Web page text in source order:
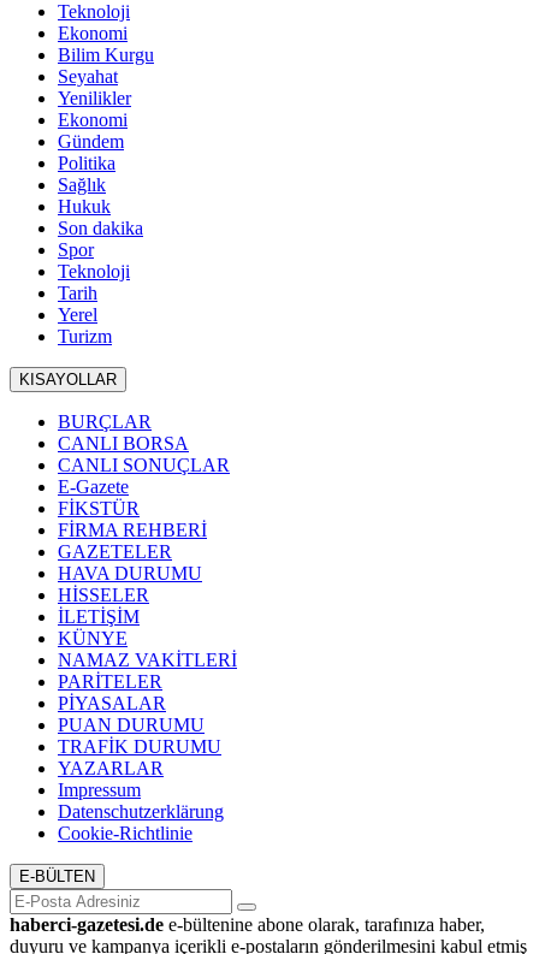
Teknoloji
Ekonomi
Bilim Kurgu
Seyahat
Yenilikler
Ekonomi
Gündem
Politika
Sağlık
Hukuk
Son dakika
Spor
Teknoloji
Tarih
Yerel
Turizm
KISAYOLLAR
BURÇLAR
CANLI BORSA
CANLI SONUÇLAR
E-Gazete
FİKSTÜR
FİRMA REHBERİ
GAZETELER
HAVA DURUMU
HİSSELER
İLETİŞİM
KÜNYE
NAMAZ VAKİTLERİ
PARİTELER
PİYASALAR
PUAN DURUMU
TRAFİK DURUMU
YAZARLAR
Impressum
Datenschutzerklärung
Cookie-Richtlinie
E-BÜLTEN
haberci-gazetesi.de e-bültenine abone olarak, tarafınıza haber,
duyuru ve kampanya içerikli e-postaların gönderilmesini kabul etmiş